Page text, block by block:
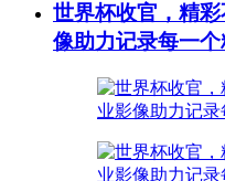
世界杯收官，精
像助力记录每一个